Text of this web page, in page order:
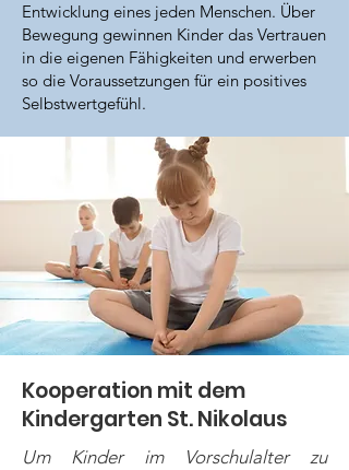
Entwicklung eines jeden Menschen. Über
Bewegung gewinnen Kinder das Vertrauen
in die eigenen Fähigkeiten und erwerben
so die Voraussetzungen für ein positives
Selbstwertgefühl.
Kooperation mit dem
Kindergarten St. Nikolaus
Um Kinder im Vorschulalter zu